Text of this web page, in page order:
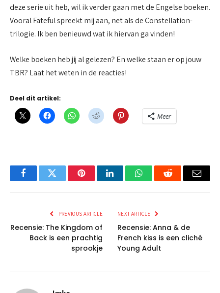
deze serie uit heb, wil ik verder gaan met de Engelse boeken.
Vooral Fateful spreekt mij aan, net als de Constellation-
trilogie. Ik ben benieuwd wat ik hiervan ga vinden!
Welke boeken heb jij al gelezen? En welke staan er op jouw
TBR? Laat het weten in de reacties!
Deel dit artikel:
Meer
FacebookTwitter PinterestLinkedInWhatsAppReddit Email
PREVIOUS ARTICLE
Recensie: The Kingdom of
Back is een prachtig
sprookje
NEXT ARTICLE
Recensie: Anna & de
French kiss is een cliché
Young Adult